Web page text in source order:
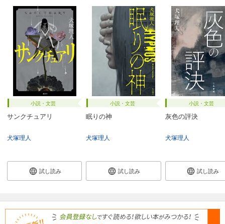
小説・文芸
サンクチュアリ
犬塚理人
試し読み
小説・文芸
眠りの神
犬塚理人
試し読み
小説・文芸
灰色の評決
犬塚理人
試し読み